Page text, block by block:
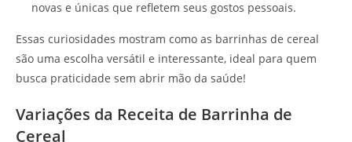
novas e únicas que refletem seus gostos pessoais.
Essas curiosidades mostram como as barrinhas de cereal
são uma escolha versátil e interessante, ideal para quem
busca praticidade sem abrir mão da saúde!
Variações da Receita de Barrinha de
Cereal